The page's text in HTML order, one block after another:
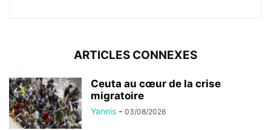
ARTICLES CONNEXES
Ceuta au cœur de la crise
migratoire
Yannis - 03/08/2026